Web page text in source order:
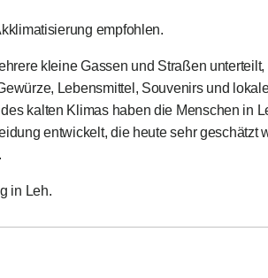
empfohlen.
kleine Gassen und Straßen
Lebensmittel, Souvenirs und
kalten Klimas haben die Menschen in
entwickelt, die heute sehr geschätzt
in Leh.